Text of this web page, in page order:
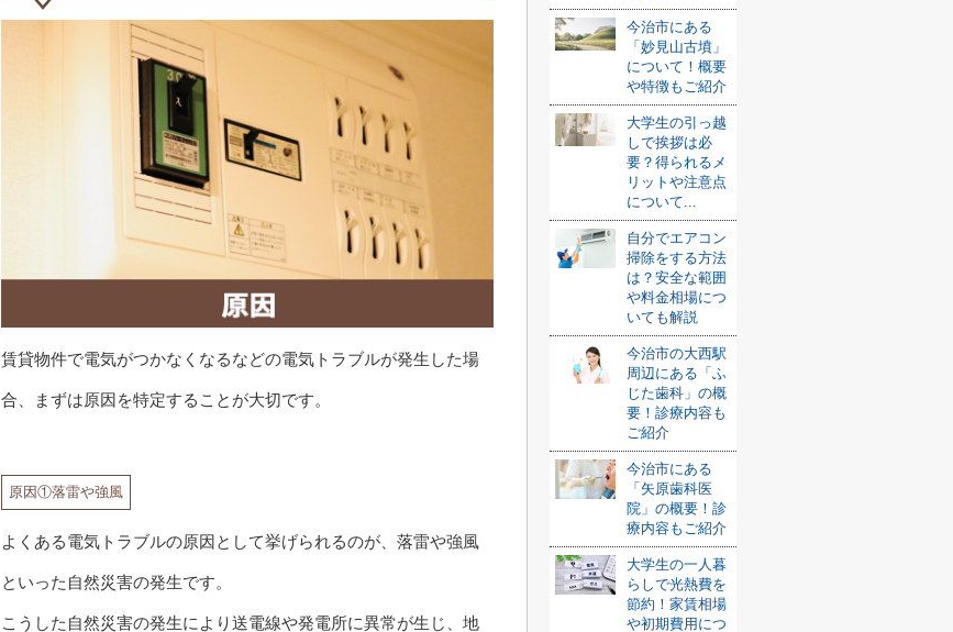
賃貸物件で電気がつかなくなるなどの電気トラブルが発生した場
合、まずは原因を特定することが大切です。
原因①落雷や強風
よくある電気トラブルの原因として挙げられるのが、落雷や強風
といった自然災害の発生です。
こうした自然災害の発生により送電線や発電所に異常が生じ、地
今治市にある
「妙見山古墳」
について！概要
や特徴もご紹介
大学生の引っ越
しで挨拶は必
要？得られるメ
リットや注意点
について...
自分でエアコン
掃除をする方法
は？安全な範囲
や料金相場につ
いても解説
今治市の大西駅
周辺にある「ふ
じた歯科」の概
要！診療内容も
ご紹介
今治市にある
「矢原歯科医
院」の概要！診
療内容もご紹介
大学生の一人暮
らしで光熱費を
節約！家賃相場
や初期費用につ